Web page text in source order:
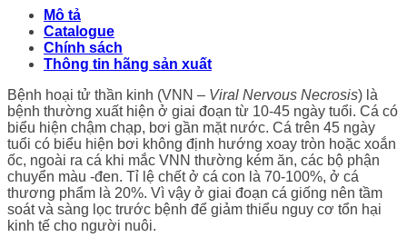
Mô tả
Catalogue
Chính sách
Thông tin hãng sản xuất
Bệnh hoại tử thần kinh (VNN – Viral Nervous Necrosis) là
bệnh thường xuất hiện ở giai đoạn từ 10-45 ngày tuổi. Cá có
biểu hiện chậm chạp, bơi gần mặt nước. Cá trên 45 ngày
tuổi có biểu hiện bơi không định hướng xoay tròn hoặc xoắn
ốc, ngoài ra cá khi mắc VNN thường kém ăn, các bộ phận
chuyển màu -đen. Tỉ lệ chết ở cá con là 70-100%, ở cá
thương phẩm là 20%. Vì vậy ở giai đoạn cá giống nên tầm
soát và sàng lọc trước bệnh để giảm thiểu nguy cơ tổn hại
kinh tế cho người nuôi.